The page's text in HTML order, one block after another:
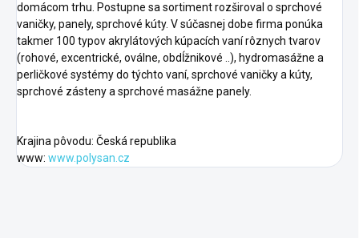
domácom trhu. Postupne sa sortiment rozširoval o sprchové
vaničky, panely, sprchové kúty. V súčasnej dobe firma ponúka
takmer 100 typov akrylátových kúpacích vaní rôznych tvarov
(rohové, excentrické, oválne, obdĺžnikové ..), hydromasážne a
perličkové systémy do týchto vaní, sprchové vaničky a kúty,
sprchové zásteny a sprchové masážne panely.
Krajina pôvodu: Česká republika
www: www.polysan.cz